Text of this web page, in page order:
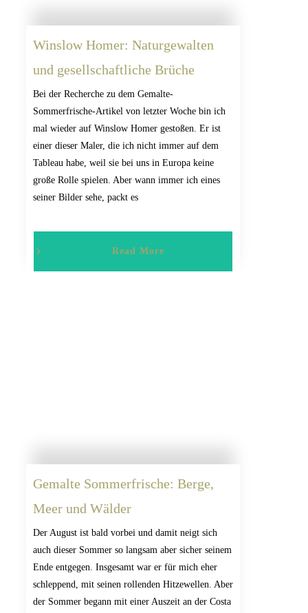
Winslow Homer: Naturgewalten
und gesellschaftliche Brüche
Bei der Recherche zu dem Gemalte-
Sommerfrische-Artikel von letzter Woche bin ich
mal wieder auf Winslow Homer gestoßen. Er ist
einer dieser Maler, die ich nicht immer auf dem
Tableau habe, weil sie bei uns in Europa keine
große Rolle spielen. Aber wann immer ich eines
seiner Bilder sehe, packt es
Read More
Gemalte Sommerfrische: Berge,
Meer und Wälder
Der August ist bald vorbei und damit neigt sich
auch dieser Sommer so langsam aber sicher seinem
Ende entgegen. Insgesamt war er für mich eher
schleppend, mit seinen rollenden Hitzewellen. Aber
der Sommer begann mit einer Auszeit an der Costa